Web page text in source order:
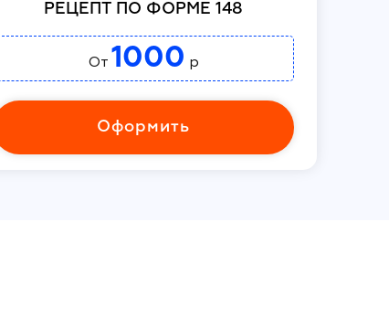
РЕЦЕПТ ПО ФОРМЕ 148
От 1000 р
Оформить